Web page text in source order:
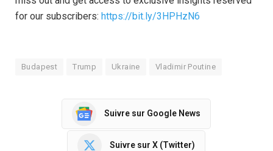
for our subscribers: https://bit.ly/3HPHzN6
Budapest Trump Ukraine Vladimir Poutine
Suivre sur Google News
Suivre sur X (Twitter)